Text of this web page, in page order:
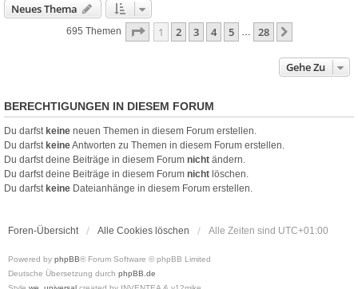
Neues Thema
695 Themen Seite 1Von 28
1 2 3 4 5 28
Gehe Zu
BERECHTIGUNGEN IN DIESEM FORUM
Du darfst keine neuen Themen in diesem Forum erstellen.
Du darfst keineAntworten zu Themen in diesem Forum erstellen.
Du darfst deine Beiträge in diesem Forum nicht ändern.
Du darfst deine Beiträge in diesem Forum nicht löschen.
Du darfst keine Dateianhänge in diesem Forum erstellen.
Foren-Übersicht Alle Cookies löschen Alle Zeiten sind UTC+01:00
Powered by phpBB® Forum Software © phpBB Limited
Deutsche Übersetzung durch phpBB.de